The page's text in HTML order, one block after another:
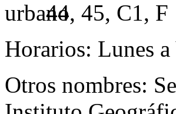
44, 45, C1, F
Horarios: Lunes
Otros nombres: